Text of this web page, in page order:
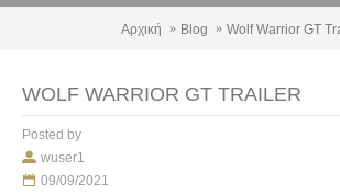
Αρχική Blog Wolf Warrior GT
WOLF WARRIOR GT TRAILER
Posted by
wuser1
09/09/2021